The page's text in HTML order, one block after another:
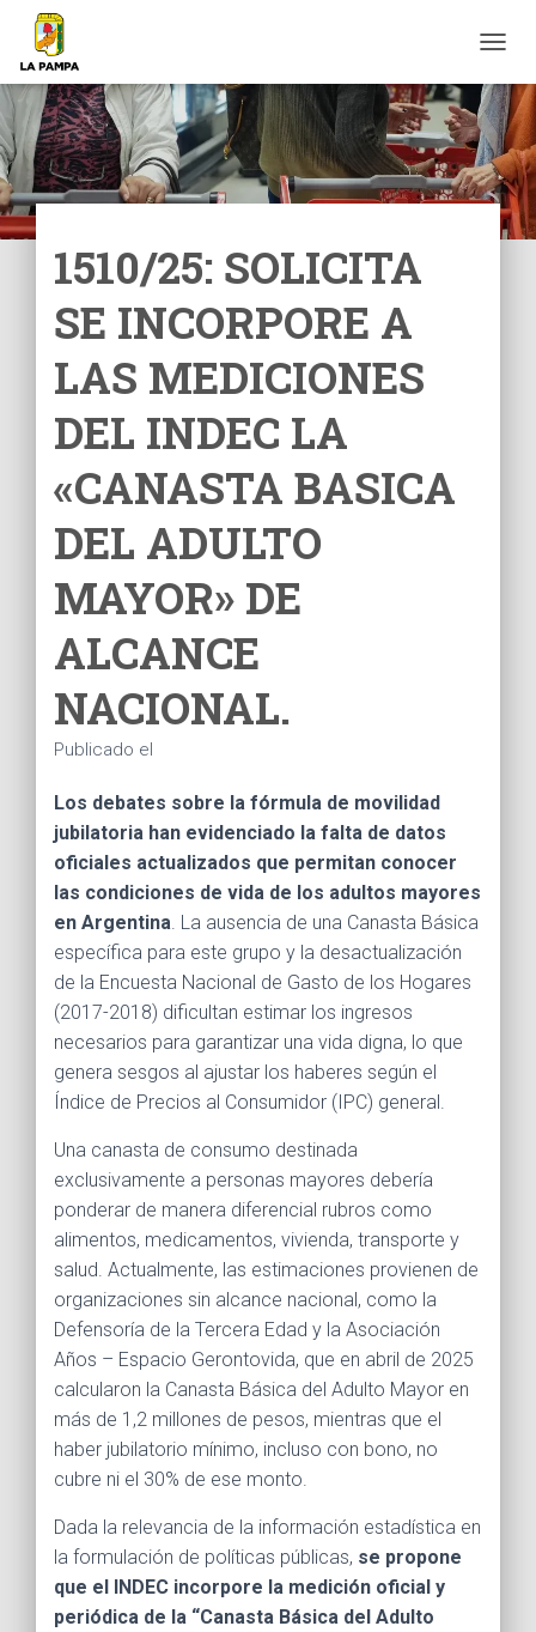
A
M
B
I
A
R
M
O
1510/25: SOLICITA
SE INCORPORE A
LAS MEDICIONES
DEL INDEC LA
«CANASTA BASICA
DEL ADULTO
MAYOR» DE
ALCANCE
NACIONAL.
Publicado el
Los debates sobre la fórmula de movilidad
jubilatoria han evidenciado la falta de datos
oficiales actualizados que permitan conocer
las condiciones de vida de los adultos mayores
en Argentina. La ausencia de una Canasta Básica
específica para este grupo y la desactualización
de la Encuesta Nacional de Gasto de los Hogares
(2017-2018) dificultan estimar los ingresos
necesarios para garantizar una vida digna, lo que
genera sesgos al ajustar los haberes según el
Índice de Precios al Consumidor (IPC) general.
Una canasta de consumo destinada
exclusivamente a personas mayores debería
ponderar de manera diferencial rubros como
alimentos, medicamentos, vivienda, transporte y
salud. Actualmente, las estimaciones provienen de
organizaciones sin alcance nacional, como la
Defensoría de la Tercera Edad y la Asociación
Años – Espacio Gerontovida, que en abril de 2025
calcularon la Canasta Básica del Adulto Mayor en
más de 1,2 millones de pesos, mientras que el
haber jubilatorio mínimo, incluso con bono, no
cubre ni el 30% de ese monto.
Dada la relevancia de la información estadística en
la formulación de políticas públicas, se propone
que el INDEC incorpore la medición oficial y
periódica de la “Canasta Básica del Adulto